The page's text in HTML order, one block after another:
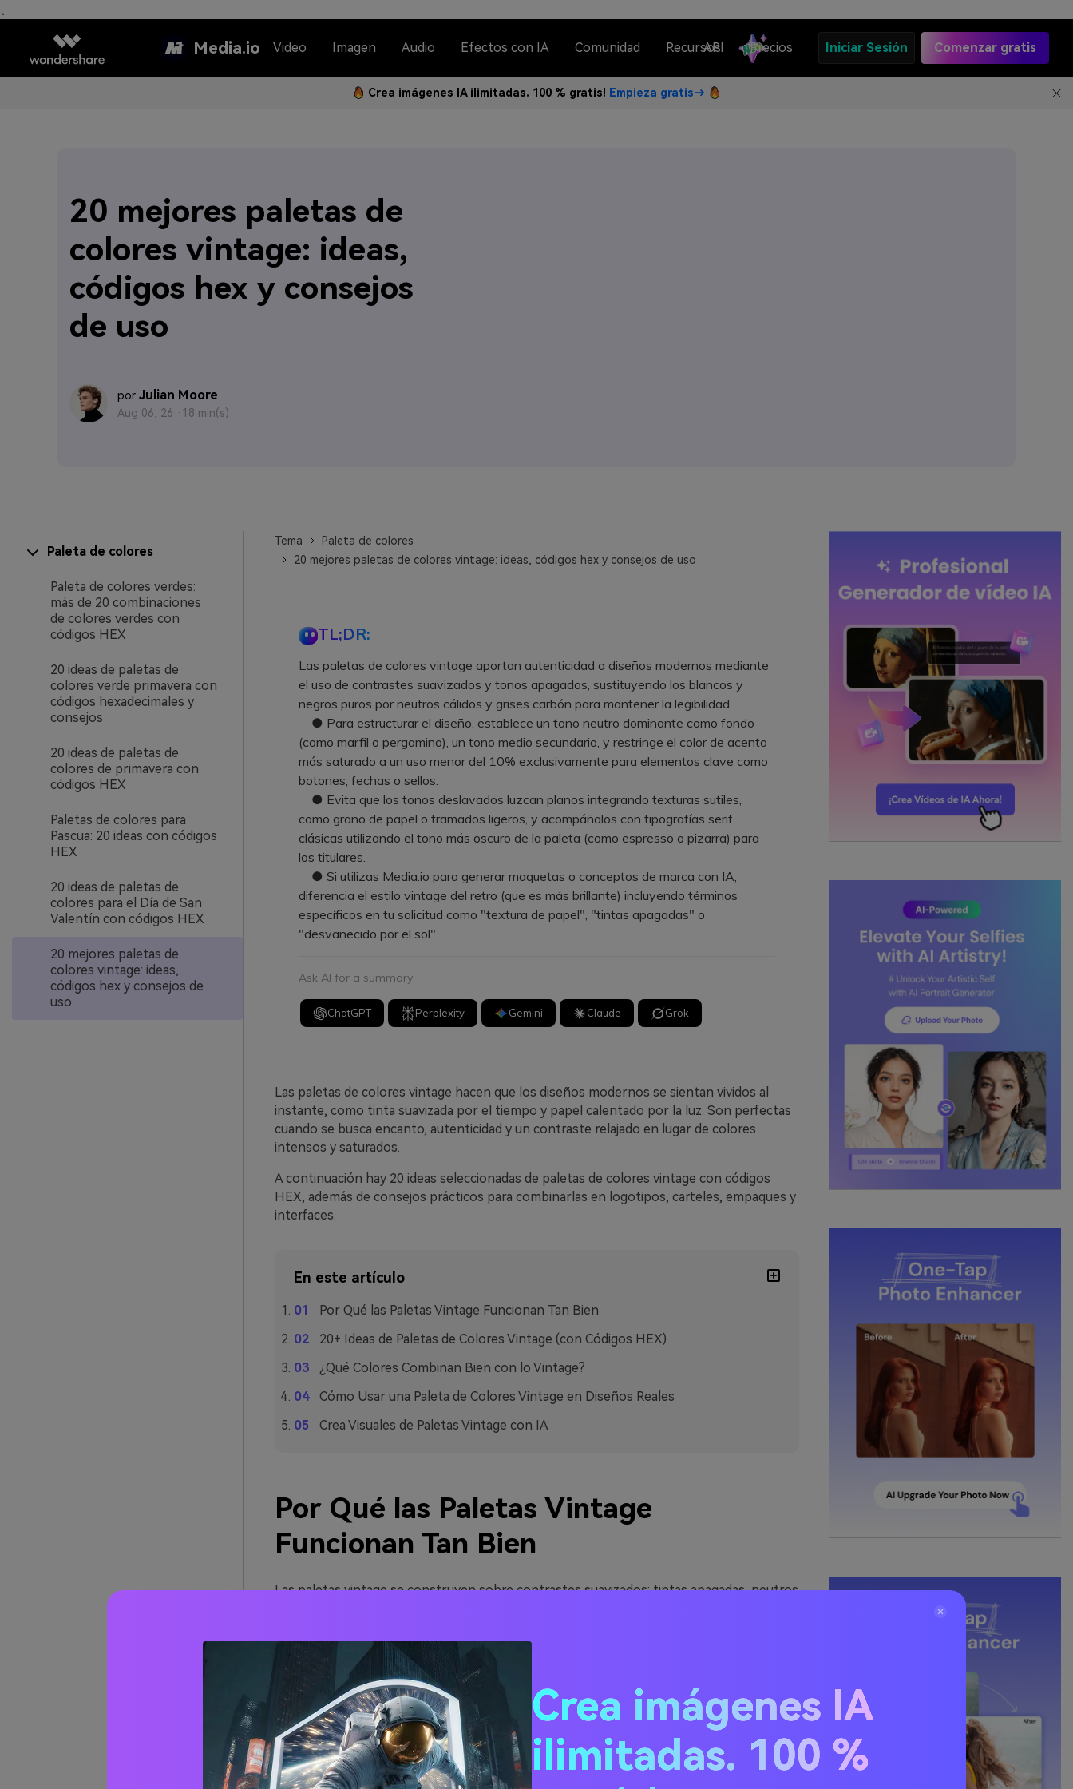
、
Media.io Video Imagen Audio Efectos con IA Comunidad Recursos
API Precios Iniciar Sesión Comenzar gratis
Crea imágenes IA ilimitadas. 100 % gratis! Empieza gratis→
20 mejores paletas de
colores vintage: ideas,
códigos hex y consejos
de uso
por Julian Moore
Aug 06, 26 · 18 min(s)
Paleta de colores
Paleta de colores verdes:
más de 20 combinaciones
de colores verdes con
códigos HEX
20 ideas de paletas de
colores verde primavera con
códigos hexadecimales y
consejos
20 ideas de paletas de
colores de primavera con
códigos HEX
Paletas de colores para
Pascua: 20 ideas con códigos
HEX
20 ideas de paletas de
colores para el Día de San
Valentín con códigos HEX
20 mejores paletas de
colores vintage: ideas,
códigos hex y consejos de
uso
Tema
Paleta de colores
20 mejores paletas de colores vintage: ideas, códigos hex y consejos de uso
TL;DR:
Las paletas de colores vintage aportan autenticidad a diseños modernos mediante
el uso de contrastes suavizados y tonos apagados, sustituyendo los blancos y
negros puros por neutros cálidos y grises carbón para mantener la legibilidad.
● Para estructurar el diseño, establece un tono neutro dominante como fondo
(como marfil o pergamino), un tono medio secundario, y restringe el color de acento
más saturado a un uso menor del 10% exclusivamente para elementos clave como
botones, fechas o sellos.
● Evita que los tonos deslavados luzcan planos integrando texturas sutiles,
como grano de papel o tramados ligeros, y acompáñalos con tipografías serif
clásicas utilizando el tono más oscuro de la paleta (como espresso o pizarra) para
los titulares.
● Si utilizas Media.io para generar maquetas o conceptos de marca con IA,
diferencia el estilo vintage del retro (que es más brillante) incluyendo términos
específicos en tu solicitud como "textura de papel", "tintas apagadas" o
"desvanecido por el sol".
Ask AI for a summary
ChatGPT Perplexity Gemini Claude Grok
Las paletas de colores vintage hacen que los diseños modernos se sientan vividos al
instante, como tinta suavizada por el tiempo y papel calentado por la luz. Son perfectas
cuando se busca encanto, autenticidad y un contraste relajado en lugar de colores
intensos y saturados.
A continuación hay 20 ideas seleccionadas de paletas de colores vintage con códigos
HEX, además de consejos prácticos para combinarlas en logotipos, carteles, empaques y
interfaces.
En este artículo
Por Qué las Paletas Vintage Funcionan Tan Bien
20+ Ideas de Paletas de Colores Vintage (con Códigos HEX)
¿Qué Colores Combinan Bien con lo Vintage?
Cómo Usar una Paleta de Colores Vintage en Diseños Reales
Crea Visuales de Paletas Vintage con IA
Por Qué las Paletas Vintage
Funcionan Tan Bien
Las paletas vintage se construyen sobre contrastes suavizados: tintas apagadas, neutros
Además, transmiten narrativas de forma inherente. Sepias, pasteles polvorientos y
marrones envejecidos evocan papel, película, tela y pátina, lo que aporta profundidad
incluso en diseños modernos y limpios.
Como los colores rara vez son “estridentes”, los esquemas vintage combinan de forma
bella con textura (grano, tramado, papel) y tipografías clásicas, dejando que la
composición general lleve el peso visual.
Crea imágenes IA
ilimitadas. 100 %